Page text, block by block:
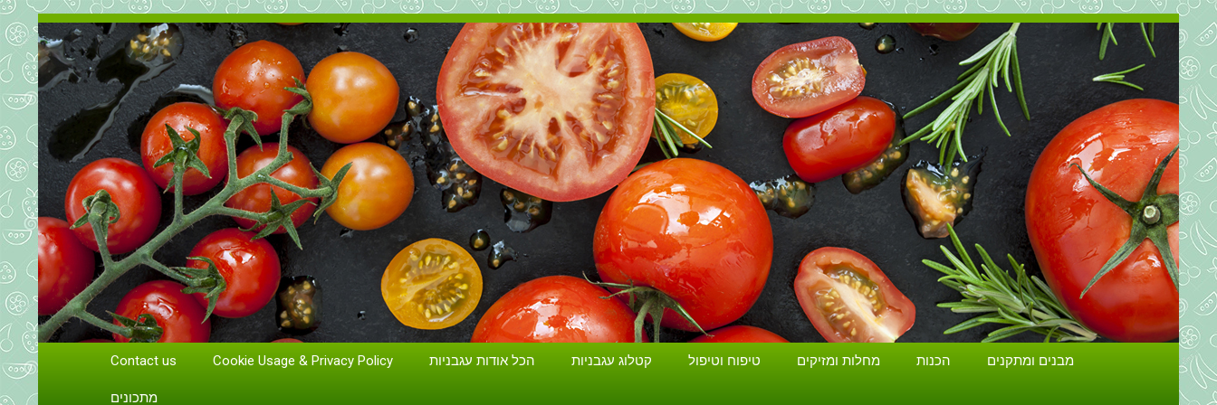
הכל על עגבניות. גידול עגבניות. זנים ושתילים. גידול וטיפול בעגבניות
Contact us Cookie Usage & Privacy Policy הכל אודות עגבניות קטלוג עגבניות טיפוח וטיפול מחלות ומזיקים הכנות מבנים ומתקנים
מתכונים